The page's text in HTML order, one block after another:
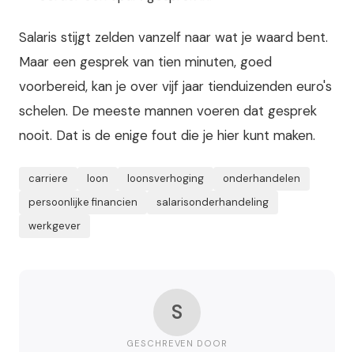
Salaris stijgt zelden vanzelf naar wat je waard bent.
Maar een gesprek van tien minuten, goed
voorbereid, kan je over vijf jaar tienduizenden euro's
schelen. De meeste mannen voeren dat gesprek
nooit. Dat is de enige fout die je hier kunt maken.
carriere loon loonsverhoging
onderhandelen
persoonlijke financien
salarisonderhandeling
werkgever
S
GESCHREVEN DOOR